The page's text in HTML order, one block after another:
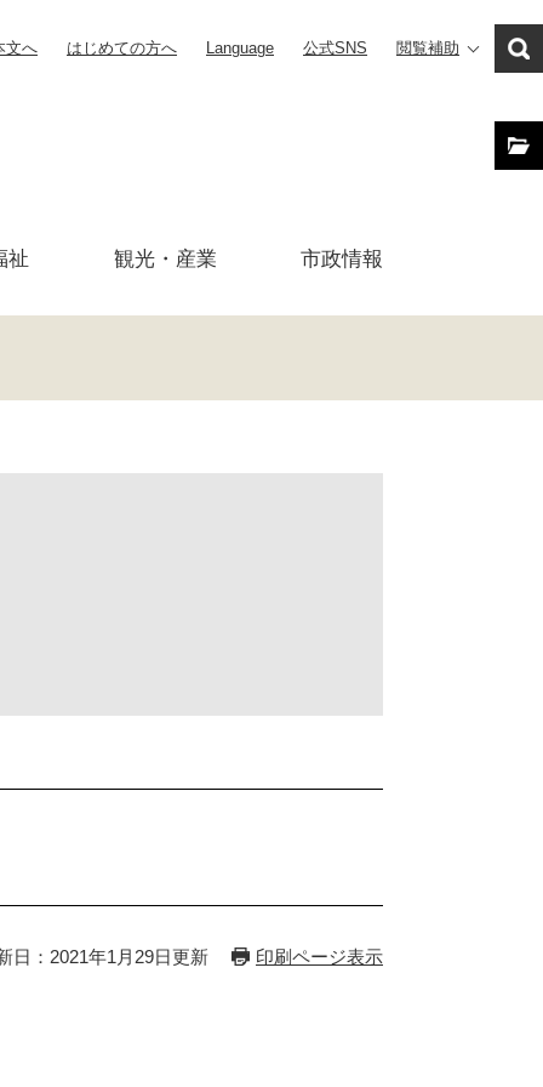
文へ はじめての方へ Language 公式SNS 閲覧補助
祉 観光・産業 市政情報
日：2021年1月29日更新 印刷ページ表示